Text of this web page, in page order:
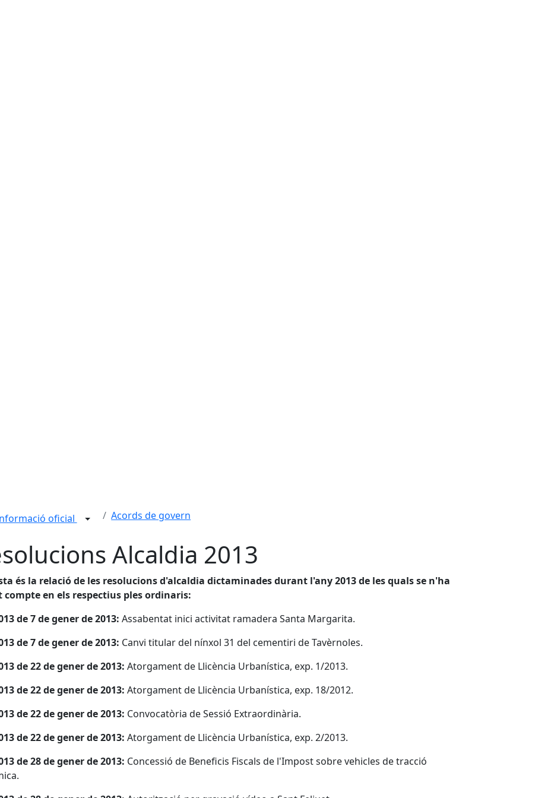
oficial Acords de govern
Alcaldia 2013
és la relació de les resolucions d'alcaldia dictaminades durant l'any 2013 de les quals se n'ha
compte en els respectius ples ordinaris:
de 7 de gener de 2013: Assabentat inici activitat ramadera Santa Margarita.
de 7 de gener de 2013: Canvi titular del nínxol 31 del cementiri de Tavèrnoles.
de 22 de gener de 2013: Atorgament de Llicència Urbanística, exp. 1/2013.
de 22 de gener de 2013: Atorgament de Llicència Urbanística, exp. 18/2012.
de 22 de gener de 2013: Convocatòria de Sessió Extraordinària.
de 22 de gener de 2013: Atorgament de Llicència Urbanística, exp. 2/2013.
de 28 de gener de 2013: Concessió de Beneficis Fiscals de l'Impost sobre vehicles de tracció